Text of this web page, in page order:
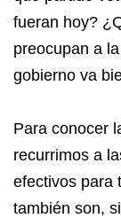
fueran hoy?
preocupan a
gobierno va
Para conocer
recurrimos a
efectivos para
también son,